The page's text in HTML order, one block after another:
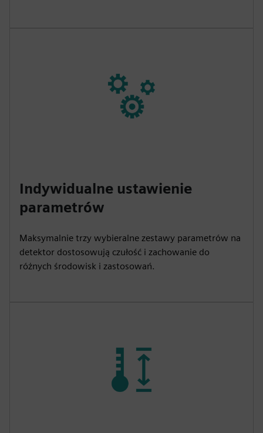
Indywidualne ustawienie
parametrów
Maksymalnie trzy wybieralne zestawy parametrów na
detektor dostosowują czułość i zachowanie do
różnych środowisk i zastosowań.